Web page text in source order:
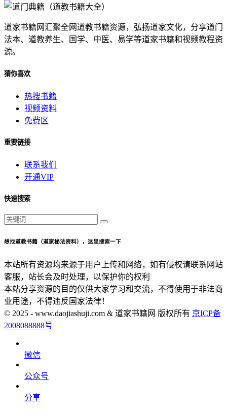
道家书籍网汇聚全网道教书籍资源，弘扬道家文化，分享道门
法本、道教养生、国学、中医、易学等道家书籍和视频教程资
源。
猜你喜欢
热搜书籍
视频资料
免费区
重要链接
联系我们
开通VIP
快速搜索
想找道教书籍（道家秘法资料），这里搜索一下
本站所有资源均来源于用户上传和网络，如有侵权请联系网站
客服，站长会及时处理，以保护你的权利
本站分享资源的目的仅供大家学习和交流，不得使用于非法商
业用途，不得违反国家法律！
© 2025 - www.daojiashuji.com & 道家书籍网 版权所有 京ICP备
2008088888号
微信
公众号
分享